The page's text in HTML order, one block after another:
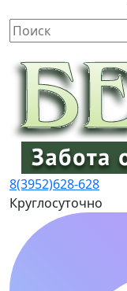
8(3952)628-628
Круглосуточно